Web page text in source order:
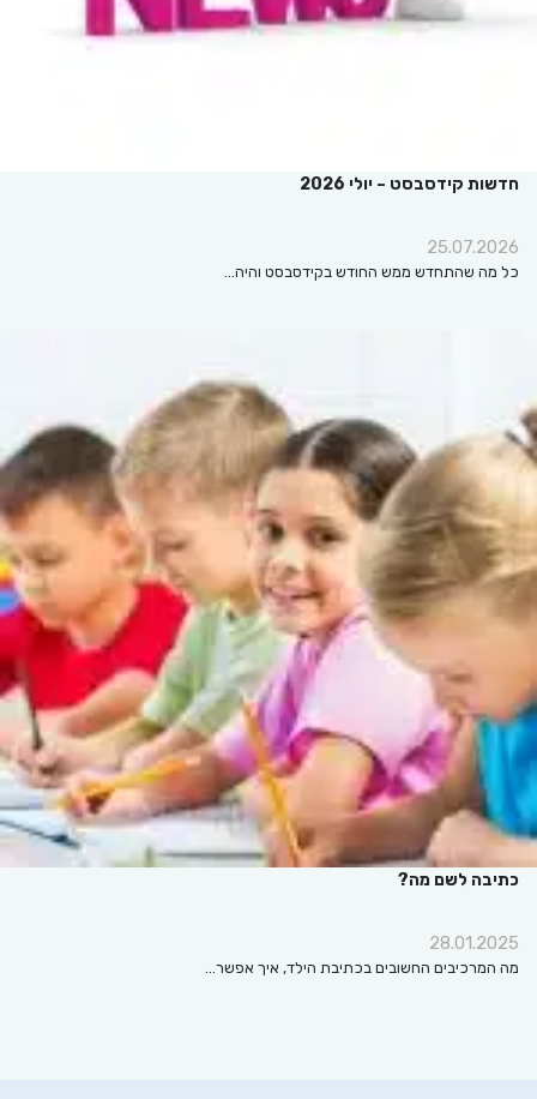
חדשות קידסבסט – יולי 2026
25.07.2026
כל מה שהתחדש ממש החודש בקידסבסט והיה…
כתיבה לשם מה?
28.01.2025
מה המרכיבים החשובים בכתיבת הילד, איך אפשר…